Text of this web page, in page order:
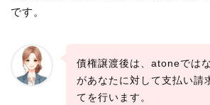
です。
債権譲渡後は、atoneでは
があなたに対して支払い請
てを行います。